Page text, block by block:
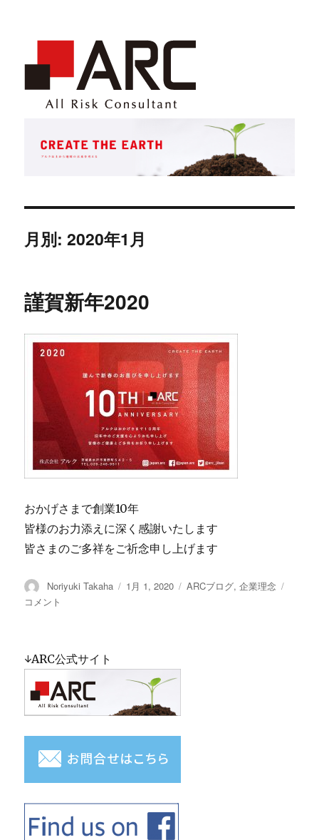
月別: 2020年1月
謹賀新年2020
おかげさまで創業10年
皆様のお力添えに深く感謝いたします
皆さまのご多祥をご祈念申し上げます
投
稿
Noriyuki Takaha
投
1月 1, 2020
カ
ARCブログ,企業理念
コメント
↓ARC公式サイト